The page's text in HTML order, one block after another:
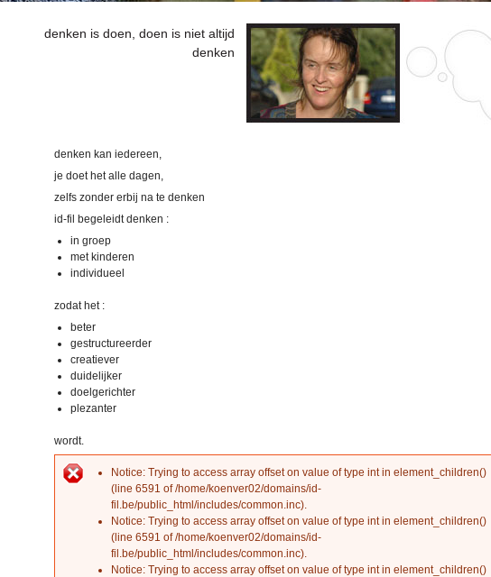
denken is doen, doen is niet altijd
denken
denken kan iedereen,
je doet het alle dagen,
zelfs zonder erbij na te denken
id-fil begeleidt denken :
in groep
met kinderen
individueel
zodat het :
beter
gestructureerder
creatiever
duidelijker
doelgerichter
plezanter
wordt.
Error message
Notice: Trying to access array offset on value of type int in element_children()
(line 6591 of/home/koenver02/domains/id-
fil.be/public_html/includes/common.inc).
Notice: Trying to access array offset on value of type int in element_children()
(line 6591 of/home/koenver02/domains/id-
fil.be/public_html/includes/common.inc).
Notice: Trying to access array offset on value of type int in element_children()